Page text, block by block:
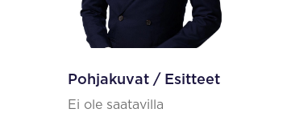
Pohjakuvat / Esitteet
Ei ole saatavilla